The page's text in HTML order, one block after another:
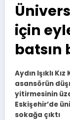
için
batsın
Aydın Işıklı
asansörün
yitirmesinin
Eskişehir’de
sokağa çıktı